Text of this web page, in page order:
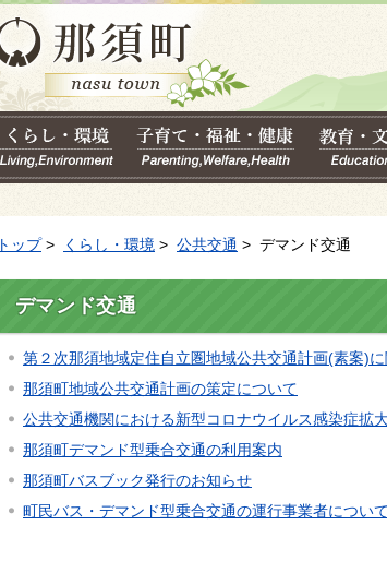
トップ> くらし・環境 > 公共交通 > デマンド交通
デマンド交通
第２次那須地域定住自立圏地域公共交通計画(素案)
那須町地域公共交通計画の策定について
公共交通機関における新型コロナウイルス感染症拡
那須町デマンド型乗合交通の利用案内
那須町バスブック発行のお知らせ
町民バス・デマンド型乗合交通の運行事業者について